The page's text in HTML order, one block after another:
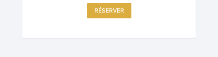
RÉSERVER